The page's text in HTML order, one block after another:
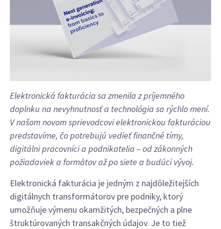
Elektronická fakturácia sa zmenila z príjemného
doplnku na nevyhnutnosť a technológia sa rýchlo mení.
V našom novom sprievodcovi elektronickou fakturáciou
predstavíme, čo potrebujú vedieť finančné tímy,
digitálni pracovníci a podnikatelia – od zákonných
požiadaviek a formátov až po siete a budúci vývoj.
Elektronická fakturácia je jedným z najdôležitejších
digitálnych transformátorov pre podniky, ktorý
umožňuje výmenu okamžitých, bezpečných a plne
štruktúrovaných transakčných údajov. Je to tiež